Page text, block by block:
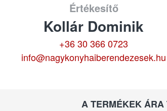
Értékesítő
Kollár Dominik
+36 30 366 0723
info@nagykonyhaiberendezesek.hu
A TERMÉKEK ÁRA